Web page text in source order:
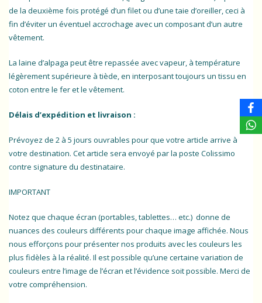
de la deuxième fois protégé d’un filet ou d’une taie d’oreiller, ceci à
fin d’éviter un éventuel accrochage avec un composant d’un autre
vêtement.
La laine d’alpaga peut être repassée avec vapeur, à température
légèrement supérieure à tiède, en interposant toujours un tissu en
coton entre le fer et le vêtement.
Délais d’expédition et livraison :
Prévoyez de 2 à 5 jours ouvrables pour que votre article arrive à
votre destination. Cet article sera envoyé par la poste Colissimo
contre signature du destinataire.
IMPORTANT
Notez que chaque écran (portables, tablettes… etc.) donne de
nuances des couleurs différents pour chaque image affichée. Nous
nous efforçons pour présenter nos produits avec les couleurs les
plus fidèles à la réalité. Il est possible qu’une certaine variation de
couleurs entre l’image de l’écran et l’évidence soit possible. Merci de
votre compréhension.